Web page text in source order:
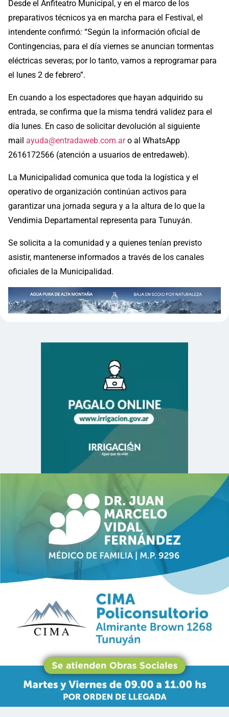
Desde el Anfiteatro Municipal, y en el marco de los
preparativos técnicos ya en marcha para el Festival, el
intendente confirmó: “Según la información oficial de
Contingencias, para el día viernes se anuncian tormentas
eléctricas severas; por lo tanto, vamos a reprogramar para
el lunes 2 de febrero”.
En cuando a los espectadores que hayan adquirido su
entrada, se confirma que la misma tendrá validez para el
día lunes. En caso de solicitar devolución al siguiente
mail ayuda@entradaweb.com.aro al WhatsApp
2616172566 (atención a usuarios de entredaweb).
La Municipalidad comunica que toda la logística y el
operativo de organización continúan activos para
garantizar una jornada segura y a la altura de lo que la
Vendimia Departamental representa para Tunuyán.
Se solicita a la comunidad y a quienes tenían previsto
asistir, mantenerse informados a través de los canales
oficiales de la Municipalidad.